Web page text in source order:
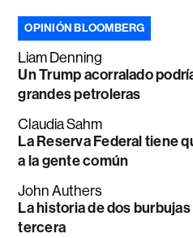
OPINIÓN BLOOMBERG
Liam Denning
Un Trump acorralado
grandes petroleras
Claudia Sahm
La Reserva Federal tiene
a la gente común
John Authers
La historia de dos
tercera